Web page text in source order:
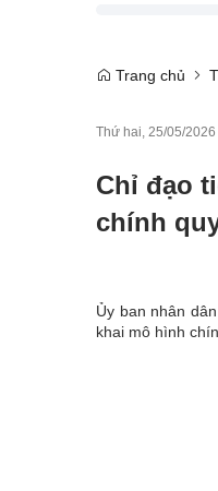
Trang chủ
Thứ hai, 25/05/2026
Chỉ đạo
chính
Ủy ban nhân
khai mô hình